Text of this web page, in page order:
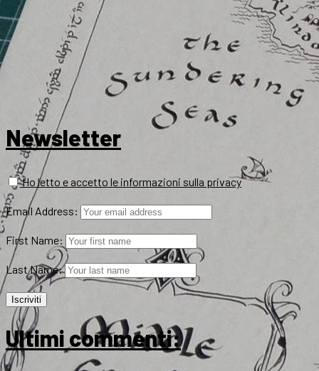
Newsletter
Ho letto e accetto le informazioni sulla privacy
Email Address:
First Name:
Last Name:
Ultimi commenti: